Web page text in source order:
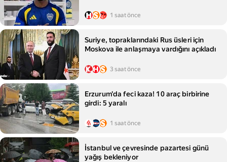
1 saat önce
Suriye, topraklarındaki Rus üsleri için
Moskova ile anlaşmaya vardığını açıkladı
3 saat önce
Erzurum'da feci kaza! 10 araç birbirine
girdi: 5 yaralı
1 saat önce
İstanbul ve çevresinde pazartesi günü
yağış bekleniyor